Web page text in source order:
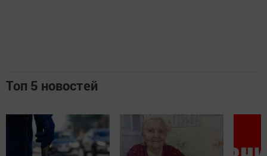
Топ 5 новостей